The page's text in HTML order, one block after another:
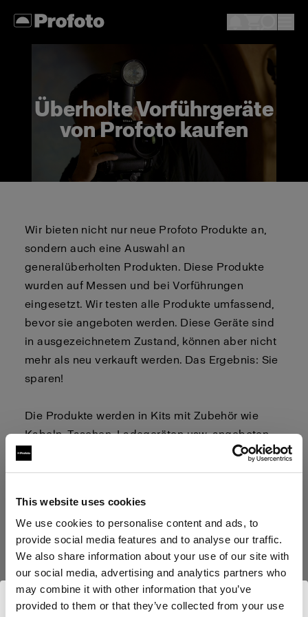
This website uses cookies
We use cookies to personalise content and ads, to
provide social media features and to analyse our traffic.
We also share information about your use of our site with
our social media, advertising and analytics partners who
may combine it with other information that you’ve
provided to them or that they’ve collected from your use
Überholte Vorführgeräte
von Profoto kaufen
Wir bieten nicht nur neue Profoto Produkte an,
sondern auch eine Auswahl an
generalüberholten Produkten. Diese Produkte
wurden auf Messen und bei Vorführungen
eingesetzt. Wir testen alle Produkte umfassend,
bevor sie angeboten werden. Diese Geräte sind
in ausgezeichnetem Zustand, können aber nicht
mehr als neu verkauft werden. Das Ergebnis: Sie
sparen!
Die Produkte werden in Kits mit Zubehör wie
Kabeln, Taschen, Ladegeräten usw. angeboten.
Schauen Sie sich die Produktseiten an, um zu
sehen, was in dem Kit enthalten ist.
Der Verkauf von Vorführgeräten ist
endgültig. Rückgaben sind nicht
möglich.
Wenn Sie sich zum Kauf entschieden haben,
klicken Sie für das jeweilige Produkt auf die